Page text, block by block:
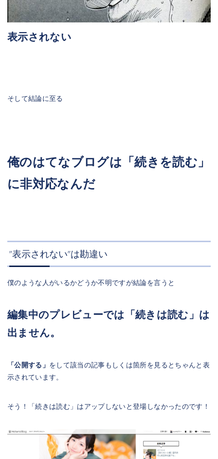
表示されない
そして結論に至る
俺のはてなブログは「続きを読む」
に非対応なんだ
”表示されない”は勘違い
僕のような人がいるかどうか不明ですが結論を言うと
編集中のプレビューでは「続きは読む」は
出ません。
「公開する」 をして該当の記事もしくは箇所を見るとちゃんと表
示されています。
そう！「続きは読む」はアップしないと登場しなかったのです！